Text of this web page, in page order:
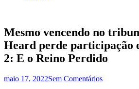
Mesmo vencendo no
Heard perde participação
2: E o Reino Perdido
maio 17, 2022Sem Comentários